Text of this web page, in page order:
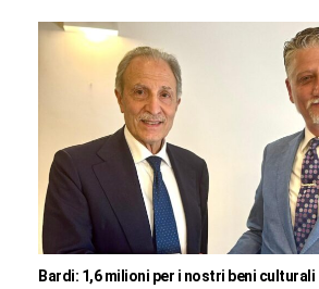
Bardi: 1,6 milioni per i nostri beni culturali